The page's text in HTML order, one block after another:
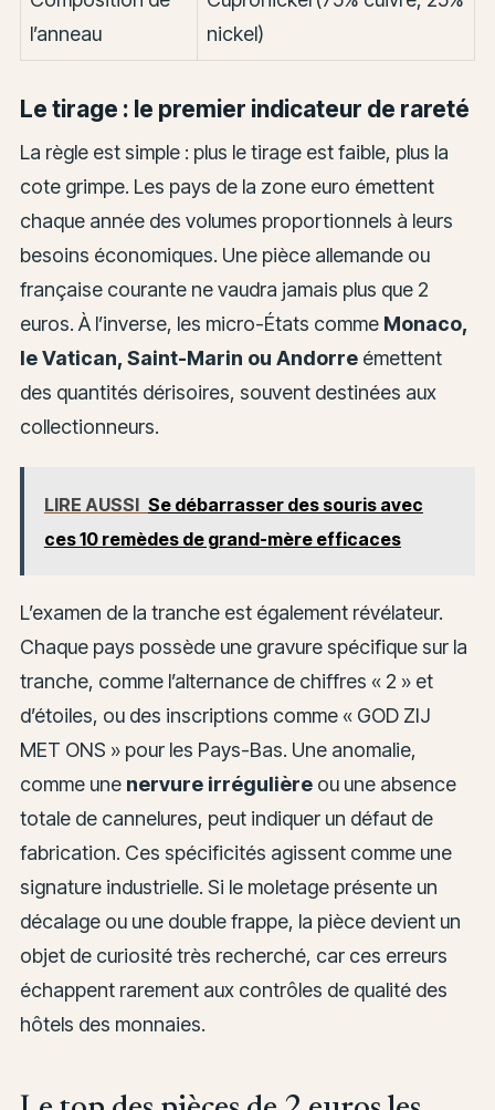
l’anneau
nickel)
Le tirage : le premier indicateur de rareté
La règle est simple : plus le tirage est faible, plus la
cote grimpe. Les pays de la zone euro émettent
chaque année des volumes proportionnels à leurs
besoins économiques. Une pièce allemande ou
française courante ne vaudra jamais plus que 2
euros. À l’inverse, les micro-États comme Monaco,
le Vatican, Saint-Marin ou Andorreémettent
des quantités dérisoires, souvent destinées aux
collectionneurs.
LIRE AUSSI Se débarrasser des souris avec
ces 10 remèdes de grand-mère efficaces
L’examen de la tranche est également révélateur.
Chaque pays possède une gravure spécifique sur la
tranche, comme l’alternance de chiffres « 2 » et
d’étoiles, ou des inscriptions comme « GOD ZIJ
MET ONS » pour les Pays-Bas. Une anomalie,
comme une nervure irrégulièreou une absence
totale de cannelures, peut indiquer un défaut de
fabrication. Ces spécificités agissent comme une
signature industrielle. Si le moletage présente un
décalage ou une double frappe, la pièce devient un
objet de curiosité très recherché, car ces erreurs
échappent rarement aux contrôles de qualité des
hôtels des monnaies.